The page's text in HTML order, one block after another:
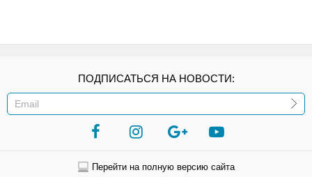
ПОДПИСАТЬСЯ НА НОВОСТИ:
Перейти на полную версию сайта